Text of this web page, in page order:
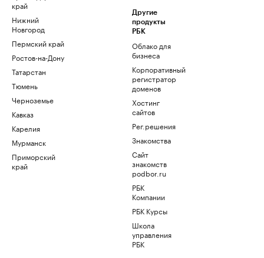
край
Нижний
Новгород
Пермский край
Ростов-на-Дону
Татарстан
Тюмень
Черноземье
Кавказ
Карелия
Мурманск
Приморский
край
Другие
продукты
РБК
Облако для
бизнеса
Корпоративный
регистратор
доменов
Хостинг
сайтов
Рег.решения
Знакомства
Сайт
знакомств
podbor.ru
РБК
Компании
РБК Курсы
Школа
управления
РБК